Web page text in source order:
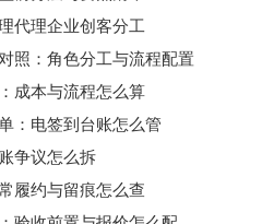
代理企业创客分工
照：角色分工与流程配置
成本与流程怎么算
：电签到台账怎么管
争议怎么拆
履约与留痕怎么查